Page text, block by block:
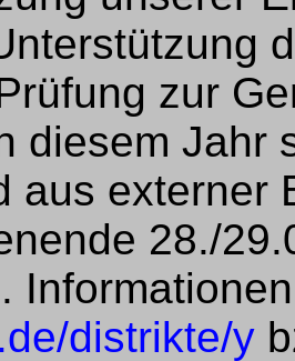
zur
diesem Jahr
aus externer
28./
distrikte/y